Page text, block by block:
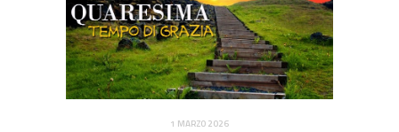
1 MARZO 2026